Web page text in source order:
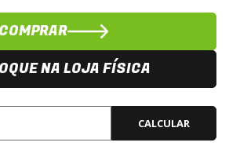
COMPRAR
NA LOJA FÍSICA
CALCULAR